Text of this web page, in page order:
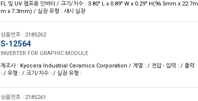
FL 및 UV 램프용 인버터 / 크기/치수 : 3.80" L x 0.89" W x 0.29" H(96.5mm x 22.7m
m x 7.3mm) / 실장 유형 : 섀시 실장
상품번호 : 2185262
S-12564
INVERTER FOR GRAPHIC MODULE
제조사 : Kyocera Industrial Ceramics Corporation / 계열 : / 전압 - 입력 : / 출력
: / 유형 : / 크기/치수 : / 실장 유형 :
상품번호 : 2185261